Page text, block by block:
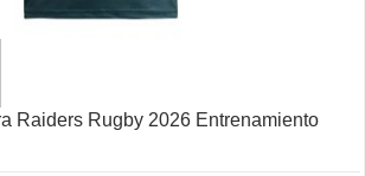
Raiders Rugby 2026 Entrenamiento